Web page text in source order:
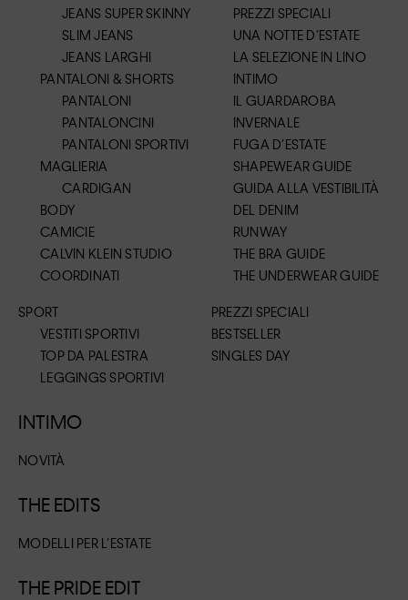
JEANS SUPER SKINNY
SLIM JEANS
JEANS LARGHI
PANTALONI & SHORTS
PANTALONI
PANTALONCINI
PANTALONI SPORTIVI
MAGLIERIA
CARDIGAN
BODY
CAMICIE
CALVIN KLEIN STUDIO
COORDINATI
SPORT
VESTITI SPORTIVI
TOP DA PALESTRA
LEGGINGS SPORTIVI
PREZZI SPECIALI
UNA NOTTE D’ESTATE
LA SELEZIONE IN LINO
INTIMO
IL GUARDAROBA
INVERNALE
FUGA D’ESTATE
SHAPEWEAR GUIDE
GUIDA ALLA VESTIBILITÀ
DEL DENIM
RUNWAY
THE BRA GUIDE
THE UNDERWEAR GUIDE
PREZZI SPECIALI
BESTSELLER
SINGLES DAY
INTIMO
NOVITÀ
THE EDITS
MODELLI PER L’ESTATE
THE PRIDE EDIT